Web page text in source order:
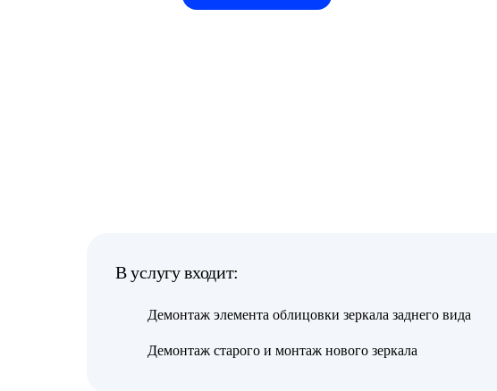
В услугу входит:
Демонтаж элемента облицовки зеркала заднего вида
Демонтаж старого и монтаж нового зеркала